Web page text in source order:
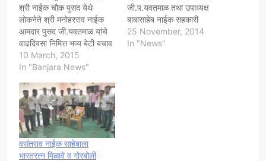
श्री नाईक चौक पुसद येथे
लोकनेते श्री मनोहरराव नाईक
आमदार पुसद जी.यवतमाळ यांचे
वाढदिवसा निमित्त भव्य बेटी बचाव
रॅली ला हिरवी झेंडी दाखवितांना
सौ अनीताताई मनोहरराव नाईक,
जी.प.सदस्य,यवतमाळ
जी.प.अध्यक्षl सौ आरतीताई
फुपाटे,पुसद नगराध्यक्षा सौ गुल्हाने
मैडम,सौ मोहिनी इंद्रनील नाईक
सर्व जी.प.सदस्य…
10 March, 2015
In "Banjara News"
जी.प.यवतमाळ तथा उपाध्यक्ष
बाबासाहेब नाईक सहकारी
सुतगिरणी महागाव / पुसद जी
यवतमाळ २४-११-२०१४ व
25 November, 2014
In "News"
वसंतराव नाईक साहेबाला
भारतरत्न मिळावे व गोरबोली